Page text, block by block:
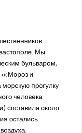
Мы
бульваром,
«Мороз и
прогулку
человека
составила около
остались